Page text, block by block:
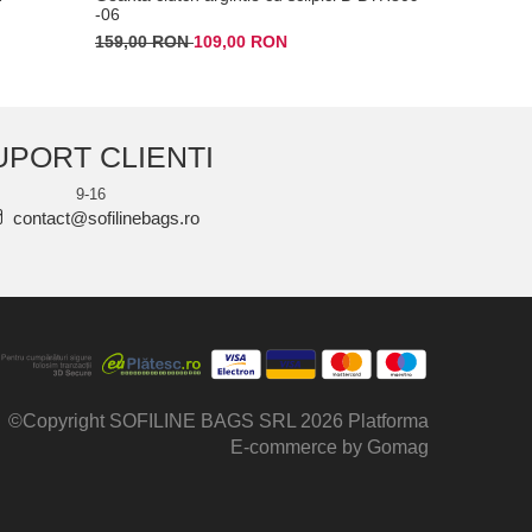
-06
159,00 RON109,00 RON
CLIENTI
9-16
contact@sofilinebags.ro
©Copyright SOFILINE BAGS SRL 2026 Platforma
E-commerce by Gomag